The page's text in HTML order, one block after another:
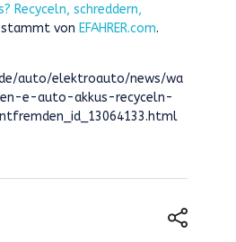
Recyceln, schreddern,
stammt von EFAHRER.com.
auto/elektroauto/news/wa
e-auto-akkus-recyceln-